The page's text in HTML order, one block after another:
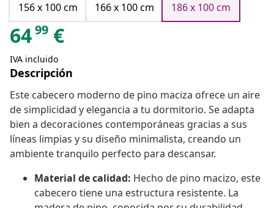
156 x 100 cm
166 x 100 cm 186 x 100 cm
6499 €
IVA incluido
Descripción
Este cabecero moderno de pino maciza ofrece un aire
de simplicidad y elegancia a tu dormitorio. Se adapta
bien a decoraciones contemporáneas gracias a sus
líneas limpias y su diseño minimalista, creando un
ambiente tranquilo perfecto para descansar.
Material de calidad: Hecho de pino macizo, este
cabecero tiene una estructura resistente. La